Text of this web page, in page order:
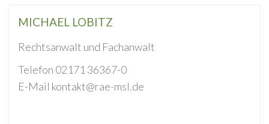
MICHAEL LOBITZ
Rechtsanwalt und Fachanwalt
Telefon 02171 36367-0
E-Mail kontakt@rae-msl.de